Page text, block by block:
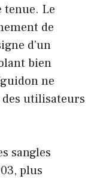
Le
de
d’un
bien
ne
des utilisateurs
sangles
plus